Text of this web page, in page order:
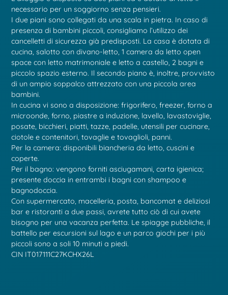
necessario per un soggiorno senza pensieri.
I due piani sono collegati da una scala in pietra. In caso di
presenza di bambini piccoli, consigliamo l’utilizzo dei
cancelletti di sicurezza già predisposti. La casa è dotata di
cucina, salotto con divano-letto, 1 camera da letto open
space con letto matrimoniale e letto a castello, 2 bagni e
piccolo spazio esterno. Il secondo piano è, inoltre, provvisto
di un ampio soppalco attrezzato con una piccola area
bambini.
In cucina vi sono a disposizione: frigorifero, freezer, forno a
microonde, forno, piastre a induzione, lavello, lavastoviglie,
posate, bicchieri, piatti, tazze, padelle, utensili per cucinare,
ciotole e contenitori, tovaglie e tovaglioli, panni.
Per la camera: disponibili biancheria da letto, cuscini e
coperte.
Per il bagno: vengono forniti asciugamani, carta igienica;
presente doccia in entrambi i bagni con shampoo e
bagnodoccia.
Con supermercato, macelleria, posta, bancomat e deliziosi
bar e ristoranti a due passi, avrete tutto ciò di cui avete
bisogno per una vacanza perfetta. Le spiagge pubbliche, il
battello per escursioni sul lago e un parco giochi per i più
piccoli sono a soli 10 minuti a piedi.
CIN IT017111C27KCHX26L